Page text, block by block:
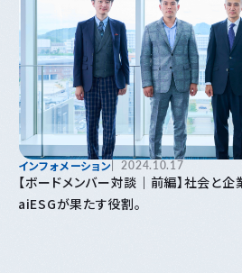
インフォメーション 2024.10.17
【ボードメンバー対談｜前編】社会と企
aiESGが果たす役割。